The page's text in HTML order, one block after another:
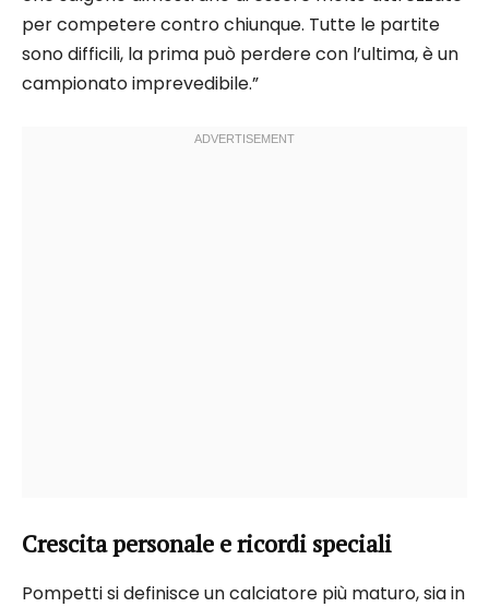
per competere contro chiunque. Tutte le partite
sono difficili, la prima può perdere con l’ultima, è un
campionato imprevedibile.”
Crescita personale e ricordi speciali
Pompetti si definisce un calciatore più maturo, sia in